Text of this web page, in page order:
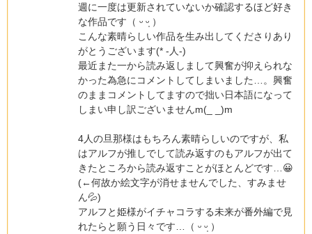
週に一度は更新されていないか確認するほど好き
な作品です（ ᵕ ᵕ̩ ）‬
こんな素晴らしい作品を生み出してくださりあり
がとうございます(* -人-)
最近また一から読み返しまして興奮が抑えられな
かった為急にコメントしてしまいました…。興奮
のままコメントしてますので拙い日本語になって
しまい申し訳ございませんm(_ _)m
4人の旦那様はもちろん素晴らしいのですが、私
はアルフが推しでして読み返すのもアルフが出て
きたところから読み返すことがほとんどです…😀
(←何故か絵文字が消せませんでした、すみませ
ん💦)
アルフと姫様がイチャコラする未来が番外編で見
れたらと願う日々です…（ ᵕ ᵕ̩ ）‬